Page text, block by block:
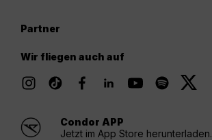
Partner
Wir fliegen auch auf
Condor APP
Jetzt im App Store herunterladen.